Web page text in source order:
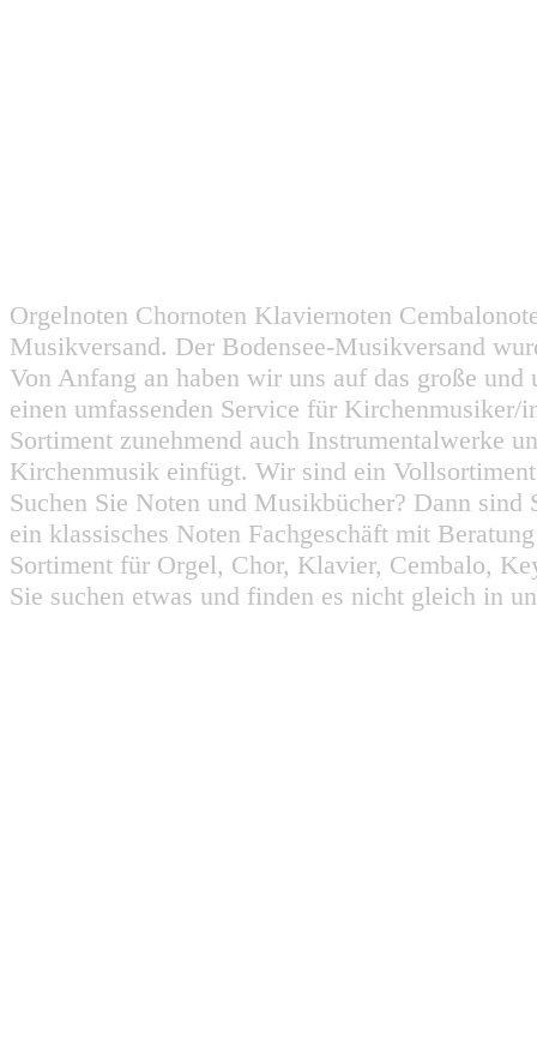
Orgelnoten Chornoten Klaviernoten
Musikversand. Der Bodensee-Musikversand
Von Anfang an haben wir uns auf das große
einen umfassenden Service für
Sortiment zunehmend auch Instrumentalwerke
Kirchenmusik einfügt. Wir sind ein
Suchen Sie Noten und Musikbücher? Dann
ein klassisches Noten Fachgeschäft mit
Sortiment für Orgel, Chor, Klavier, Cembalo,
Sie suchen etwas und finden es nicht gleich in